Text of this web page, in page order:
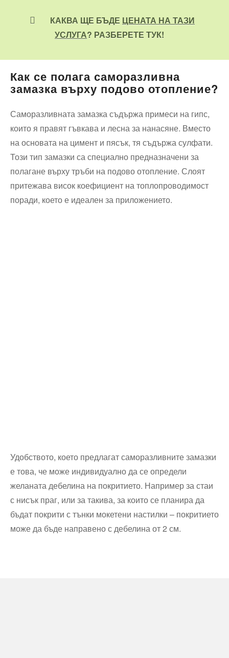
КАКВА ЩЕ БЪДЕ ЦЕНАТА НА ТАЗИ
УСЛУГА? РАЗБЕРЕТЕ ТУК!
Как се полага саморазливна
замазка върху подово отопление?
Саморазливната замазка съдържа примеси на гипс,
които я правят гъвкава и лесна за нанасяне. Вместо
на основата на цимент и пясък, тя съдържа сулфати.
Този тип замазки са специално предназначени за
полагане върху тръби на подово отопление. Слоят
притежава висок коефициент на топлопроводимост
поради, което е идеален за приложението.
Удобството, което предлагат саморазливните замазки
е това, че може индивидуално да се определи
желаната дебелина на покритието. Например за стаи
с нисък праг, или за такива, за които се планира да
бъдат покрити с тънки мокетени настилки – покритието
може да бъде направено с дебелина от 2 см.